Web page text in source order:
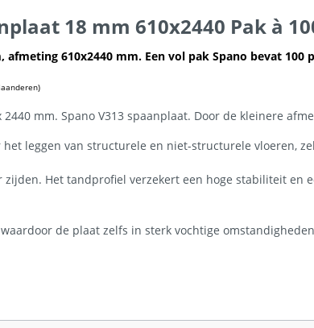
18 mm 610x2440 Pak à
610x2440 mm. Een vol pak Spano bevat 100
mm. Spano V313 spaanplaat. Door de kleinere
het leggen van structurele en niet-structurele vloeren,
Het tandprofiel verzekert een hoge stabiliteit
de plaat zelfs in sterk vochtige